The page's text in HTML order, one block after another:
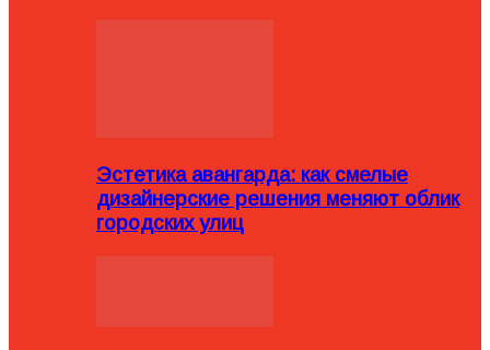
Эстетика авангарда: как смелые
дизайнерские решения меняют облик
городских улиц